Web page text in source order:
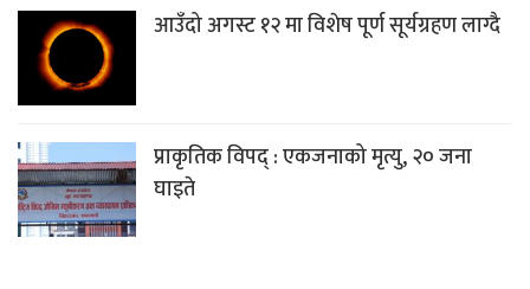
आउँदो अगस्ट १२ मा विशेष पूर्ण सूर्यग्रहण लाग्दै
प्राकृतिक विपद् : एकजनाको मृत्यु, २० जना
घाइते